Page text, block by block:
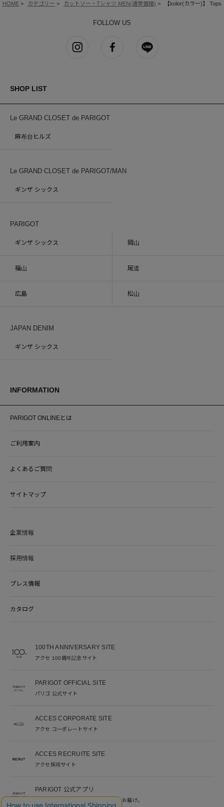
HOME カテゴリー カットソー・Tシャツ MEN(通常価格) 【kolor(カラー)】 Tops
FOLLOW US
SHOP LIST
Le GRAND CLOSET de PARIGOT
麻布台ヒルズ
Le GRAND CLOSET de PARIGOT/MAN
ギンザ シックス
PARIGOT
ギンザ シックス 岡山
福山 尾道
広島 松山
JAPAN DENIM
ギンザ シックス
INFORMATION
PARIGOT ONLINEとは
ご利用案内
よくあるご質問
サイトマップ
企業情報
採用情報
プレス情報
カタログ
100TH ANNIVERSARY SITE
アクセ 100周年記念サイト
PARIGOT OFFICIAL SITE
パリゴ 公式サイト
ACCES CORPORATE SITE
アクセ コーポレートサイト
ACCES RECRUITE SITE
アクセ採用サイト
PARIGOT 公式アプリ
新着情報を、プッシュ通知でいち早くお届け。